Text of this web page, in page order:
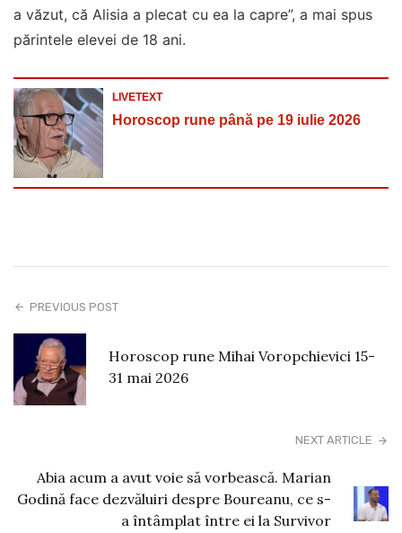
a văzut, că Alisia a plecat cu ea la capre”, a mai spus
părintele elevei de 18 ani.
LIVETEXT
Horoscop rune până pe 19 iulie 2026
PREVIOUS POST
Horoscop rune Mihai Voropchievici 15-
31 mai 2026
NEXT ARTICLE
Abia acum a avut voie să vorbească. Marian
Godină face dezvăluiri despre Boureanu, ce s-
a întâmplat între ei la Survivor